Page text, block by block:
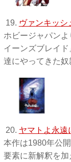
19. ヴァンキッシ
ホビージャパン
イーンズブレイ
達にやってきた
20. ヤマトよ永遠
本作は1980年公
要素に新解釈を